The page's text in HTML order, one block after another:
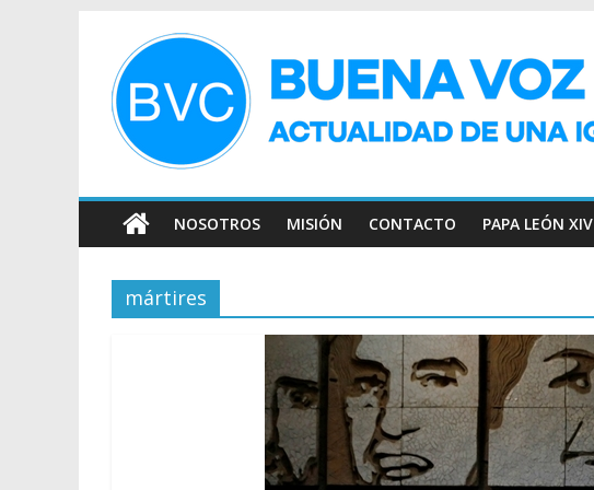
NOSOTROS MISIÓN CONTACTO PAPA LEÓN XIV
mártires